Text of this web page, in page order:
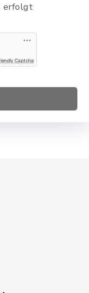
erfolgt
Captcha